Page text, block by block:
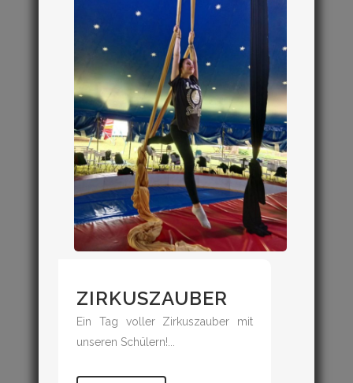
ZIRKUSZAUBER
Ein Tag voller Zirkuszauber mit
unseren Schülern!...